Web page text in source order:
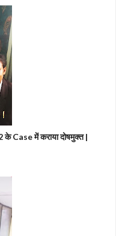
Case में कराया दोषमुक्त |